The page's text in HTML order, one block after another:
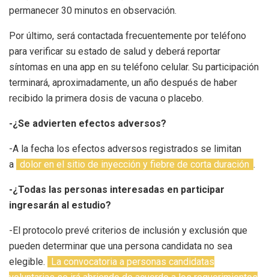
permanecer 30 minutos en observación.
Por último, será contactada frecuentemente por teléfono
para verificar su estado de salud y deberá reportar
síntomas en una app en su teléfono celular. Su participación
terminará, aproximadamente, un año después de haber
recibido la primera dosis de vacuna o placebo.
-¿Se advierten efectos adversos?
-A la fecha los efectos adversos registrados se limitan
a dolor en el sitio de inyección y fiebre de corta duración .
-¿Todas las personas interesadas en participar
ingresarán al estudio?
-El protocolo prevé criterios de inclusión y exclusión que
pueden determinar que una persona candidata no sea
elegible.
La convocatoria a personas candidatas